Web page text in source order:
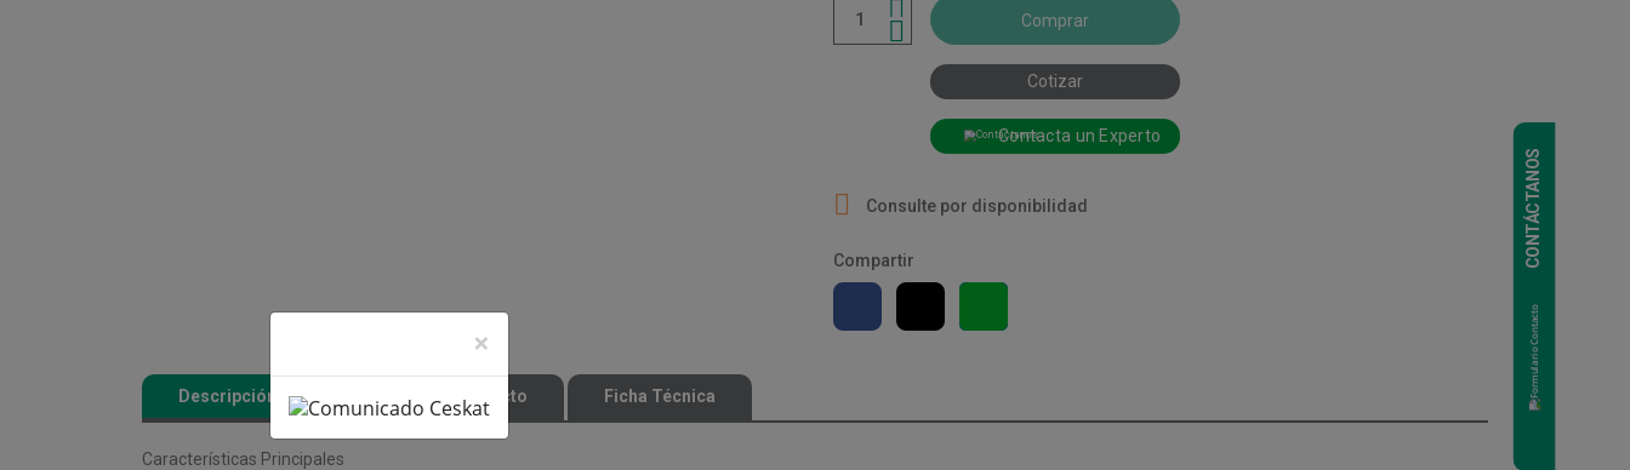
Comprar
Cotizar
 Consulte por disponibilidad
Contacta un Experto
Compartir
Descripción Detalles del producto Ficha Técnica
Características Principales
CONTÁCTANOS
×